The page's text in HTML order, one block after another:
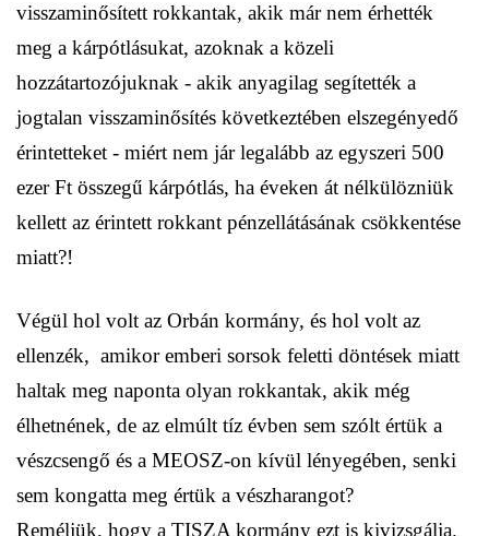
visszaminősített rokkantak, akik már nem érhették
meg a kárpótlásukat, azoknak a közeli
hozzátartozójuknak - akik anyagilag segítették a
jogtalan visszaminősítés következtében elszegényedő
érintetteket - miért nem jár legalább az egyszeri 500
ezer Ft összegű kárpótlás, ha éveken át nélkülözniük
kellett az érintett rokkant pénzellátásának csökkentése
miatt?!
Végül hol volt az Orbán kormány, és hol volt az
ellenzék, amikor emberi sorsok feletti döntések miatt
haltak meg naponta olyan rokkantak, akik még
élhetnének, de az elmúlt tíz évben sem szólt értük a
vészcsengő és a MEOSZ-on kívül lényegében, senki
sem kongatta meg értük a vészharangot?
Reméljük, hogy a TISZA kormány ezt is kivizsgálja.